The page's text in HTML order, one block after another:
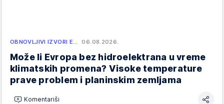
OBNOVLJIVI IZVORI E… 06.08.2026.
Može li Evropa bez hidroelektrana u vreme
klimatskih promena? Visoke temperature
prave problem i planinskim zemljama
Komentariši